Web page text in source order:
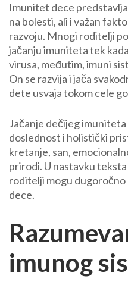
Imunitet dece
na bolesti, ali i važan
razvoju. Mnogi roditelji
jačanju imuniteta tek
virusa, međutim, imuni
On se razvija i jača
dete usvaja tokom cele
Jačanje dečijeg
doslednost i holistički
kretanje, san,
prirodi. U nastavku
roditelji mogu
dece.
imunog